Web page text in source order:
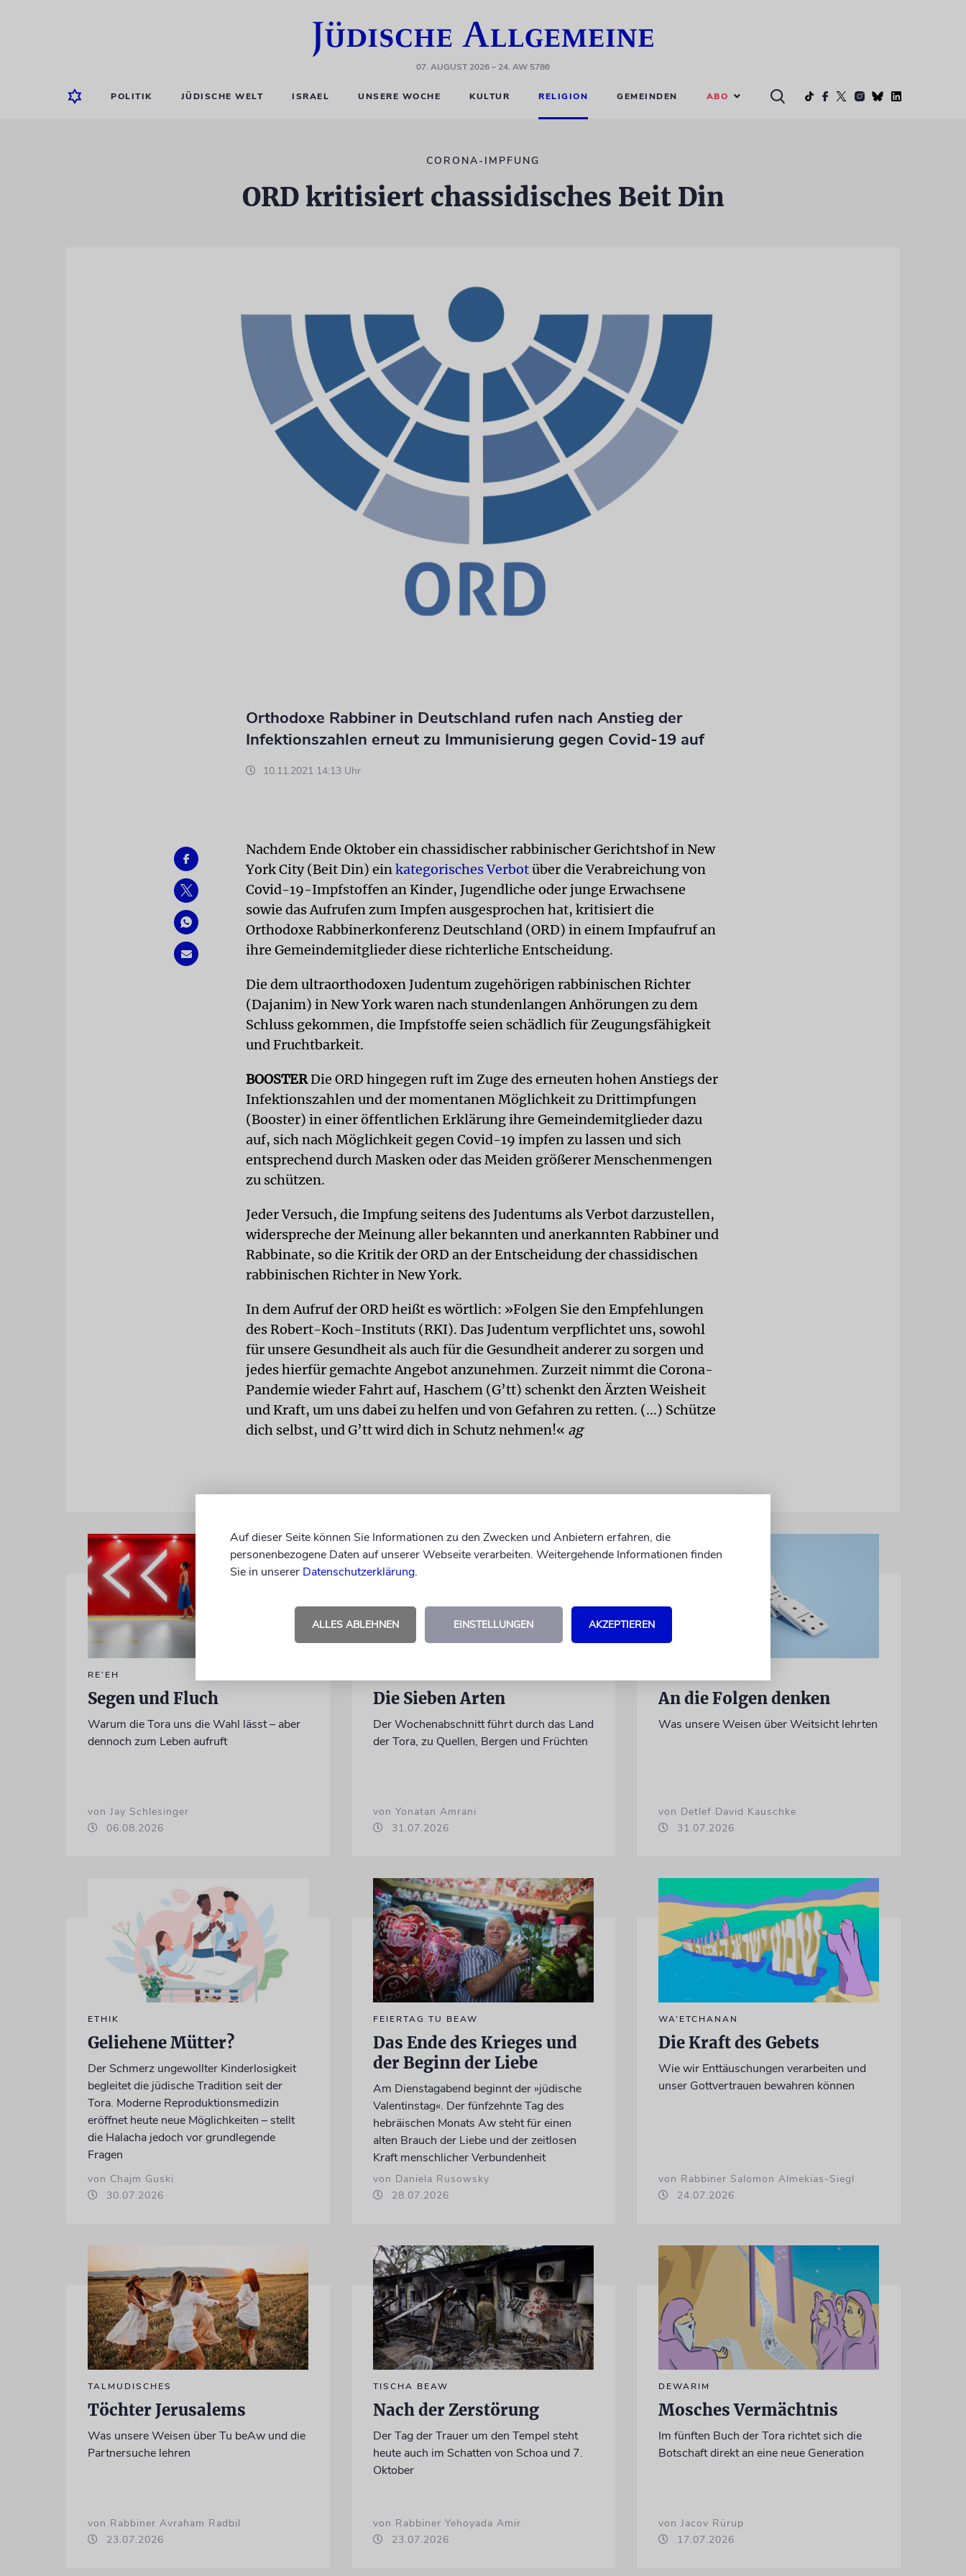
07. AUGUST 2026– 24. AW 5786
POLITIK JÜDISCHE WELT ISRAEL UNSERE WOCHE KULTUR RELIGION GEMEINDEN ABO
CORONA-IMPFUNG
ORD kritisiert chassidisches Beit Din
Orthodoxe Rabbiner in Deutschland rufen nach Anstieg der
Infektionszahlen erneut zu Immunisierung gegen Covid-19 auf
10.11.2021 14:13 Uhr
Nachdem Ende Oktober ein chassidischer rabbinischer Gerichtshof in New
York City (Beit Din) einkategorisches Verbotüber die Verabreichung von
Covid-19-Impfstoffen an Kinder, Jugendliche oder junge Erwachsene
sowie das Aufrufen zum Impfen ausgesprochen hat, kritisiert die
Orthodoxe Rabbinerkonferenz Deutschland (ORD) in einem Impfaufruf an
ihre Gemeindemitglieder diese richterliche Entscheidung.
Die dem ultraorthodoxen Judentum zugehörigen rabbinischen Richter
(Dajanim) in New York waren nach stundenlangen Anhörungen zu dem
Schluss gekommen, die Impfstoffe seien schädlich für Zeugungsfähigkeit
und Fruchtbarkeit.
BOOSTERDie ORD hingegen ruft im Zuge des erneuten hohen Anstiegs der
Infektionszahlen und der momentanen Möglichkeit zu Drittimpfungen
(Booster) in einer öffentlichen Erklärung ihre Gemeindemitglieder dazu
auf, sich nach Möglichkeit gegen Covid-19 impfen zu lassen und sich
entsprechend durch Masken oder das Meiden größerer Menschenmengen
zu schützen.
Jeder Versuch, die Impfung seitens des Judentums als Verbot darzustellen,
widerspreche der Meinung aller bekannten und anerkannten Rabbiner und
Rabbinate, so die Kritik der ORD an der Entscheidung der chassidischen
rabbinischen Richter in New York.
In dem Aufruf der ORD heißt es wörtlich: »Folgen Sie den Empfehlungen
des Robert-Koch-Instituts (RKI). Das Judentum verpflichtet uns, sowohl
für unsere Gesundheit als auch für die Gesundheit anderer zu sorgen und
jedes hierfür gemachte Angebot anzunehmen. Zurzeit nimmt die Corona-
Pandemie wieder Fahrt auf, Haschem (G’tt) schenkt den Ärzten Weisheit
und Kraft, um uns dabei zu helfen und von Gefahren zu retten. (...) Schütze
dich selbst, und G’tt wird dich in Schutz nehmen!« ag
RE’EH
Segen und Fluch
Warum die Tora uns die Wahl lässt – aber
dennoch zum Leben aufruft
von Jay Schlesinger
06.08.2026
Die Sieben Arten
Der Wochenabschnitt führt durch das Land
der Tora, zu Quellen, Bergen und Früchten
von Yonatan Amrani
31.07.2026
An die Folgen denken
Was unsere Weisen über Weitsicht lehrten
von Detlef David Kauschke
31.07.2026
ETHIK
Geliehene Mütter?
Der Schmerz ungewollter Kinderlosigkeit
begleitet die jüdische Tradition seit der
Tora. Moderne Reproduktionsmedizin
eröffnet heute neue Möglichkeiten – stellt
die Halacha jedoch vor grundlegende
Fragen
von Chajm Guski
30.07.2026
FEIERTAG TU BEAW
Das Ende des Krieges und
der Beginn der Liebe
Am Dienstagabend beginnt der »jüdische
Valentinstag«. Der fünfzehnte Tag des
hebräischen Monats Aw steht für einen
alten Brauch der Liebe und der zeitlosen
Kraft menschlicher Verbundenheit
von Daniela Rusowsky
28.07.2026
WA’ETCHANAN
Die Kraft des Gebets
Wie wir Enttäuschungen verarbeiten und
unser Gottvertrauen bewahren können
von Rabbiner Salomon Almekias-Siegl
24.07.2026
TALMUDISCHES
Töchter Jerusalems
Was unsere Weisen über Tu beAw und die
Partnersuche lehren
von Rabbiner Avraham Radbil
23.07.2026
TISCHA BEAW
Nach der Zerstörung
Der Tag der Trauer um den Tempel steht
heute auch im Schatten von Schoa und 7.
Oktober
von Rabbiner Yehoyada Amir
23.07.2026
DEWARIM
Mosches Vermächtnis
Im fünften Buch der Tora richtet sich die
Botschaft direkt an eine neue Generation
von Jacov Rürup
17.07.2026
Auf dieser Seite können Sie Informationen zu den Zwecken und Anbietern erfahren, die
personenbezogene Daten auf unserer Webseite verarbeiten. Weitergehende Informationen finden
Sie in unserer Datenschutzerklärung.
ALLES ABLEHNEN EINSTELLUNGEN AKZEPTIEREN